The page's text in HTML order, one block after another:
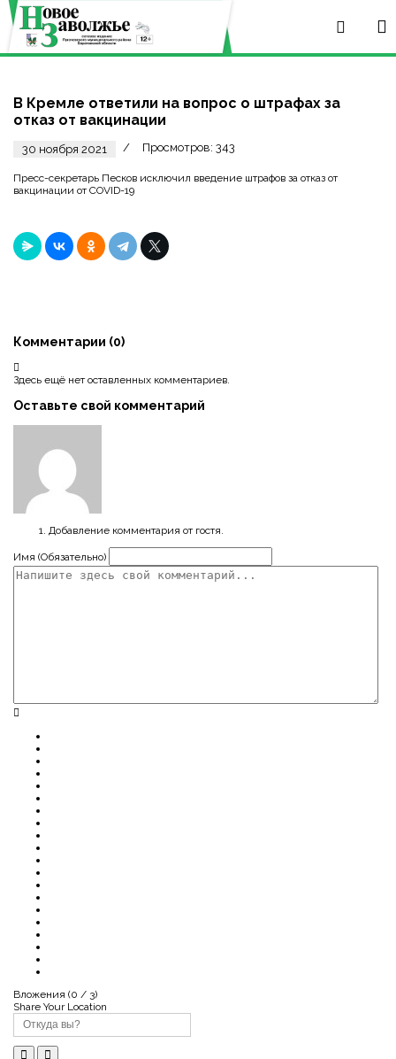
В Кремле ответили на вопрос о штрафах за
отказ от вакцинации
30 ноября 2021 Просмотров: 343
Пресс-секретарь Песков исключил введение штрафов за отказ от
вакцинации от COVID-19
Комментарии (0)
Здесь ещё нет оставленных комментариев.
Оставьте свой комментарий
Добавление комментария от гостя.
Имя (Обязательно)
Вложения (0 / 3)
Share Your Location